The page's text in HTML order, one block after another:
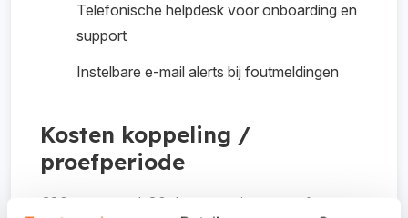
Telefonische helpdesk voor onboarding en
support
Instelbare e-mail alerts bij foutmeldingen
Kosten koppeling /
proefperiode
€30 per maand, 30 dagen gratis op proef.